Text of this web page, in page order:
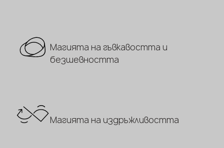
Магията на гъвкавостта и
безшевността
Магията на издръжливостта